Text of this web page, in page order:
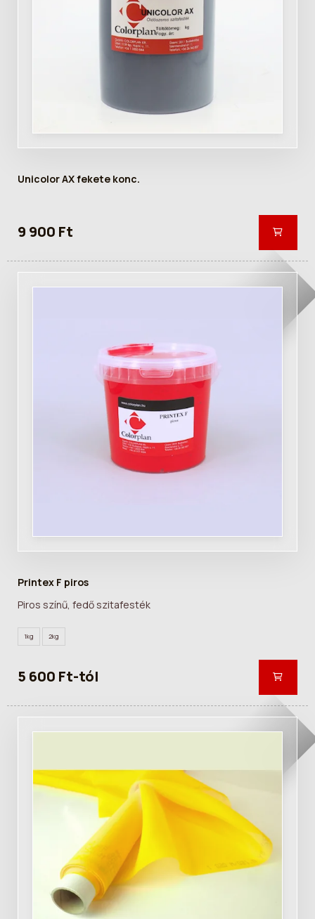
Unicolor AX fekete konc.
9 900 Ft
Printex F piros
Piros színű, fedő szitafesték
1kg 2kg
5 600 Ft-tól